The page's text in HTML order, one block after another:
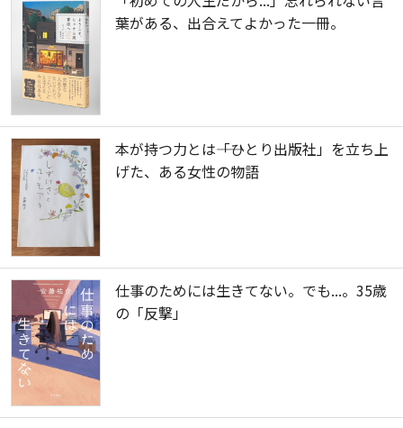
葉がある、出合えてよかった一冊。
本が持つ力とは――「ひとり出版社」を立ち上
げた、ある女性の物語
仕事のためには生きてない。でも...。35歳
の「反撃」